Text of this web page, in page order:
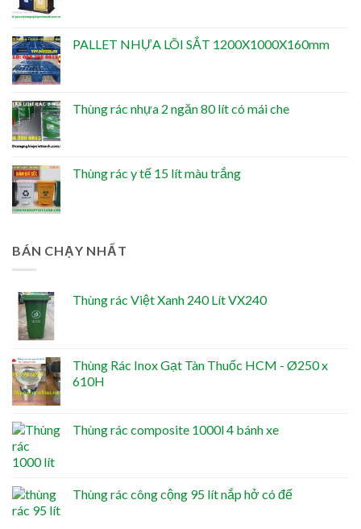
PALLET NHỰA LÕI SẮT 1200X1000X160mm
Thùng rác nhựa 2 ngăn 80 lít có mái che
Thùng rác y tế 15 lít màu trắng
BÁN CHẠY NHẤT
Thùng rác Việt Xanh 240 Lít VX240
Thùng Rác Inox Gạt Tàn Thuốc HCM - Ø250 x
610H
Thùng rác composite 1000l 4 bánh xe
Thùng rác công cộng 95 lít nắp hở có đế